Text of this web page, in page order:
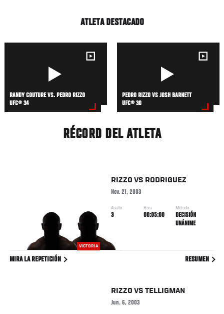
ATLETA DESTACADO
RANDY COUTURE VS. PEDRO RIZZO
UFC® 34
PEDRO RIZZO VS JOSH BARNETT
UFC® 30
RÉCORD DEL ATLETA
VICTORIA
RIZZO VS RODRIGUEZ
Nov. 21, 2003
Asalto
3
Hora
00:05:00
Método
DECISIÓN
UNÁNIME
MIRA LA REPETICIÓN RESUMEN
RIZZO VS TELLIGMAN
Jun. 6, 2003